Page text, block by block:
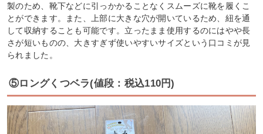
製のため、靴下などに引っかかることなくスムーズに靴を履くこ
とができます。また、上部に大きな穴が開いているため、紐を通
して収納することも可能です。立ったまま使用するのにはやや長
さが短いものの、大きすぎず使いやすいサイズという口コミが見
られました。
⑤ロングくつベラ(値段：税込110円)